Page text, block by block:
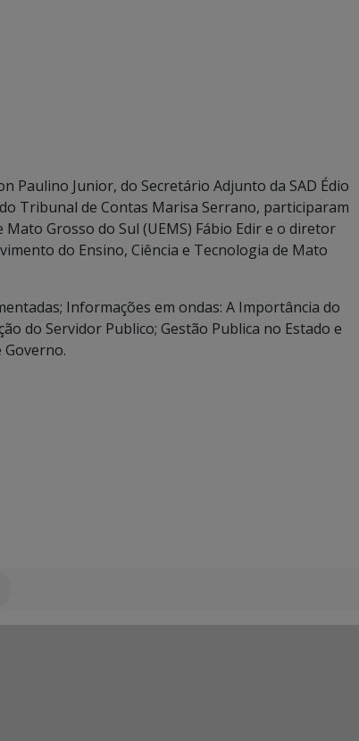
Paulino Junior, do Secretário Adjunto da SAD Édio
Tribunal de Contas Marisa Serrano, participaram
Grosso do Sul (UEMS) Fábio Edir e o diretor
do Ensino, Ciência e Tecnologia de Mato
Informações em ondas: A Importância do
do Servidor Publico; Gestão Publica no Estado e
Governo.